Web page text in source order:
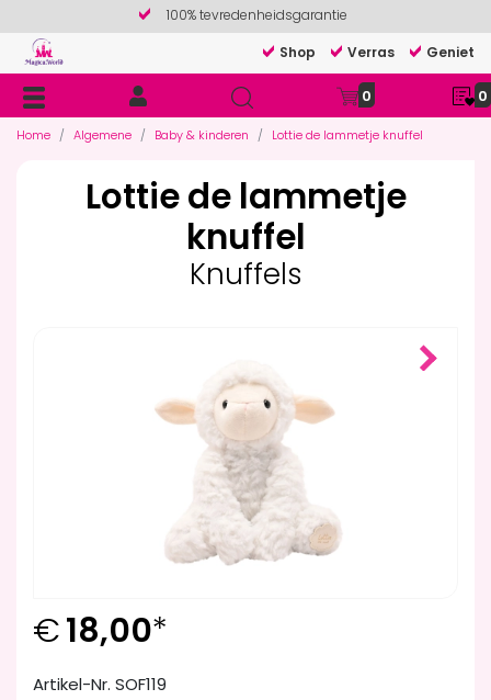
100% tevredenheidsgarantie
Shop
Verras Geniet
0 0
Home Algemene Baby & kinderen Lottie de lammetje knuffel
Lottie de lammetje
knuffel
Knuffels
€18,00*
Artikel-Nr. SOF119